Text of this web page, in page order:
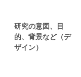
研究の意図、目
的、背景など（デ
ザイン）